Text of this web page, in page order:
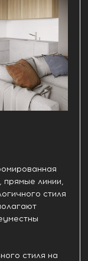
линии,
стиля
стиля на